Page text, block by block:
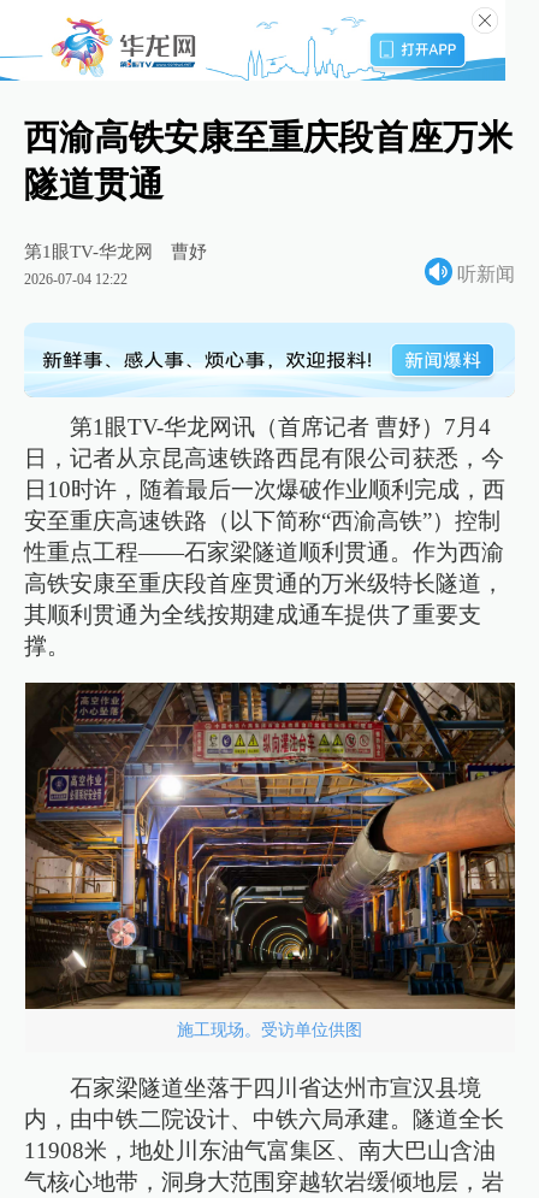
西渝高铁安康至重庆段首座万米
隧道贯通
第1眼TV-华龙网 曹妤
2026-07-04 12:22 听新闻
第1眼TV-华龙网讯（首席记者 曹妤）7月4
日，记者从京昆高速铁路西昆有限公司获悉，今
日10时许，随着最后一次爆破作业顺利完成，西
安至重庆高速铁路（以下简称“西渝高铁”）控制
性重点工程——石家梁隧道顺利贯通。作为西渝
高铁安康至重庆段首座贯通的万米级特长隧道，
其顺利贯通为全线按期建成通车提供了重要支
撑。
施工现场。受访单位供图
石家梁隧道坐落于四川省达州市宣汉县境
内，由中铁二院设计、中铁六局承建。隧道全长
11908米，地处川东油气富集区、南大巴山含油
气核心地带，洞身大范围穿越软岩缓倾地层，岩